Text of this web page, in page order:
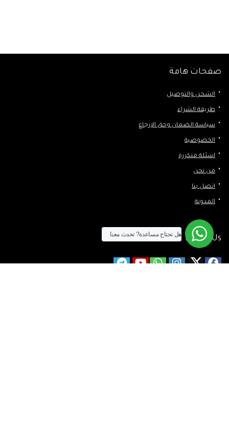
صفحات هامة
الشحن والتوصيل
طريقة الشراء
سياسة الضمان وحق الإرجاع
الخصوصية
اسئلة متكررة
من نحن
اتصل بنا
المدونة
Follow Us
هل تحتاج مساعدة? تحدث معنا